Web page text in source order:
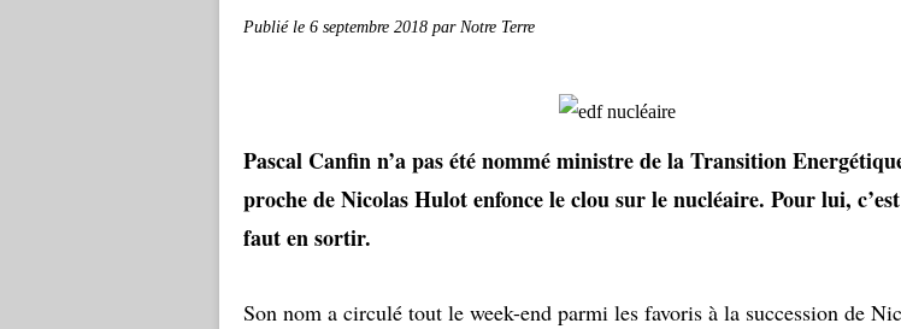
Publié le 6 septembre 2018 par Notre Terre
Pascal Canfin n’a pas été nommé ministre de la Transition
proche de Nicolas Hulot enfonce le clou sur le nucléaire. Pour lui,
faut en sortir.
Son nom a circulé tout le week-end parmi les favoris à la succession de